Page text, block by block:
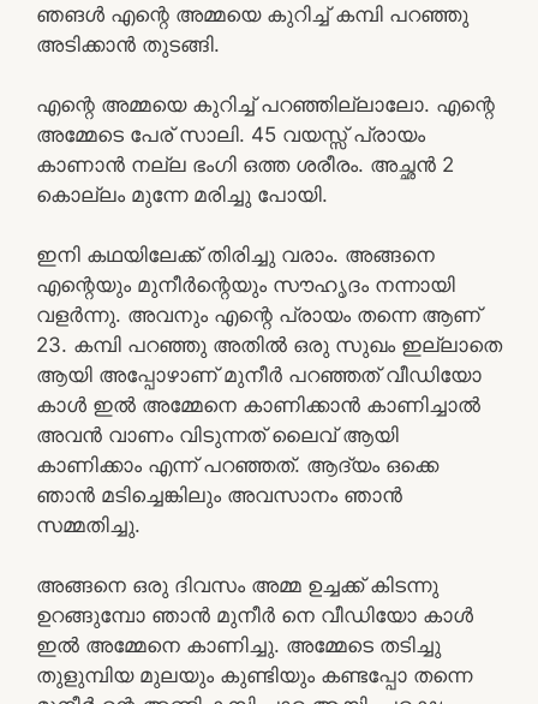
ഞങൾ എന്റെ അമ്മയെ കുറിച്ച് കമ്പി പറഞ്ഞു
അടിക്കാൻ തുടങ്ങി.
എന്റെ അമ്മയെ കുറിച്ച് പറഞ്ഞില്ലാലോ. എന്റെ
അമ്മേടെ പേര് സാലി. 45 വയസ്സ് പ്രായം
കാണാൻ നല്ല ഭംഗി ഒത്ത ശരീരം. അച്ഛൻ 2
കൊല്ലം മുന്നേ മരിച്ചു പോയി.
ഇനി കഥയിലേക്ക് തിരിച്ചു വരാം. അങ്ങനെ
എന്റെയും മുനീർന്റെയും സൗഹൃദം നന്നായി
വളർന്നു. അവനും എന്റെ പ്രായം തന്നെ ആണ്
23. കമ്പി പറഞ്ഞു അതിൽ ഒരു സുഖം ഇല്ലാതെ
ആയി അപ്പോഴാണ് മുനീർ പറഞ്ഞത് വീഡിയോ
കാൾ ഇൽ അമ്മേനെ കാണിക്കാൻ കാണിച്ചാൽ
അവൻ വാണം വിടുന്നത് ലൈവ് ആയി
കാണിക്കാം എന്ന് പറഞ്ഞത്. ആദ്യം ഒക്കെ
ഞാൻ മടിച്ചെങ്കിലും അവസാനം ഞാൻ
സമ്മതിച്ചു.
അങ്ങനെ ഒരു ദിവസം അമ്മ ഉച്ചക്ക് കിടന്നു
ഉറങ്ങുമ്പോ ഞാൻ മുനീർ നെ വീഡിയോ കാൾ
ഇൽ അമ്മേനെ കാണിച്ചു. അമ്മേടെ തടിച്ചു
തുളുമ്പിയ മുലയും കുണ്ടിയും കണ്ടപ്പോ തന്നെ